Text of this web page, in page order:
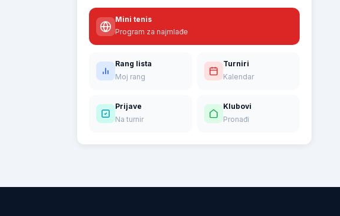
Mini tenis
Program za najmlađe
Rang lista
Moj rang
Turniri
Kalendar
Prijave
Na turnir
Klubovi
Pronađi